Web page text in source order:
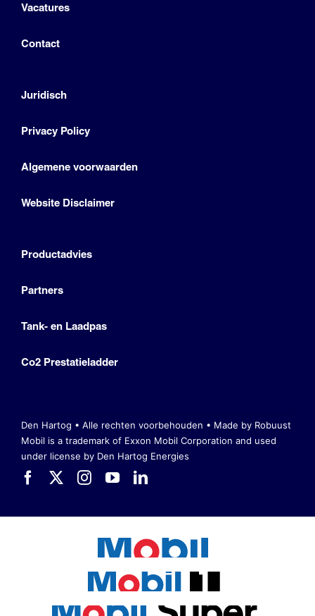
Vacatures
Contact
Juridisch
Privacy Policy
Algemene voorwaarden
Website Disclaimer
Productadvies
Partners
Tank- en Laadpas
Co2 Prestatieladder
Den Hartog • Alle rechten voorbehouden • Made by Robuust
Mobil is a trademark of Exxon Mobil Corporation and used
under license by Den Hartog Energies